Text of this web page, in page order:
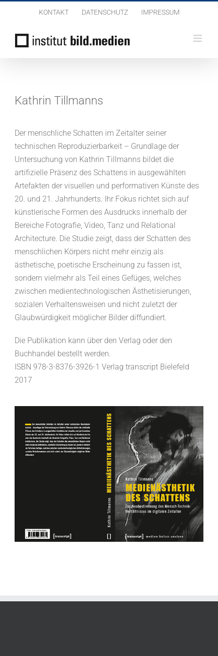
springen
KONTAKT DATENSCHUTZ IMPRESSUM
Kathrin Tillmanns
Der menschliche Schatten im Zeitalter seiner
technischen Reproduzierbarkeit – Grundlage der
Untersuchung von Kathrin Tillmanns bildet die
artifizielle Präsenz des Schattens in ausgewählten
Artefakten der visuellen und performativen Künste des
20. und 21. Jahrhunderts. Ihr Fokus richtet sich auf
künstlerische Formen des Ausdrucks innerhalb der
Bereiche Fotografie, Video, Tanz und Relational
Architecture. Die Studie zeigt, dass der Schatten des
menschlichen Körpers nicht mehr einzig als
ästhetische, poetische Erscheinung zu fassen ist,
sondern vielmehr als Teil eines Gefüges, welches
zwischen medientechnologischen Ästhetisierungen,
sozialen Verhaltensweisen und nicht zuletzt der
Glaubwürdigkeit möglicher Bilder diffundiert.
Die Publikation kann über den Verlag oder den
Buchhandel bestellt werden.
ISBN 978-3-8376-3926-1 Verlag transcript Bielefeld
2017